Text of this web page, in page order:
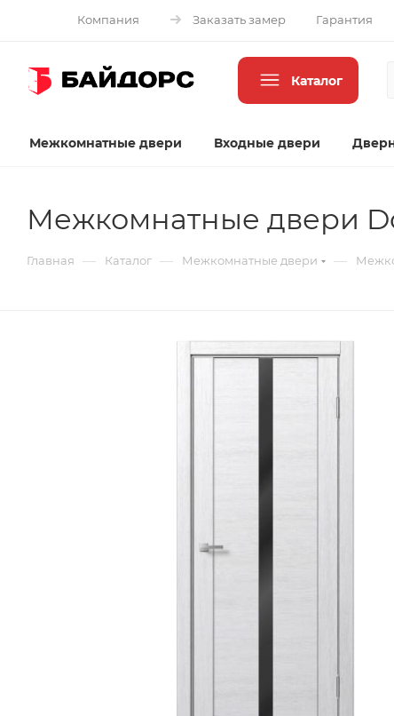
Компания Заказать замер Гарантия
Каталог
Межкомнатные двери Входные двери
Межкомнатные двери
Главная — Каталог — Межкомнатные двери —